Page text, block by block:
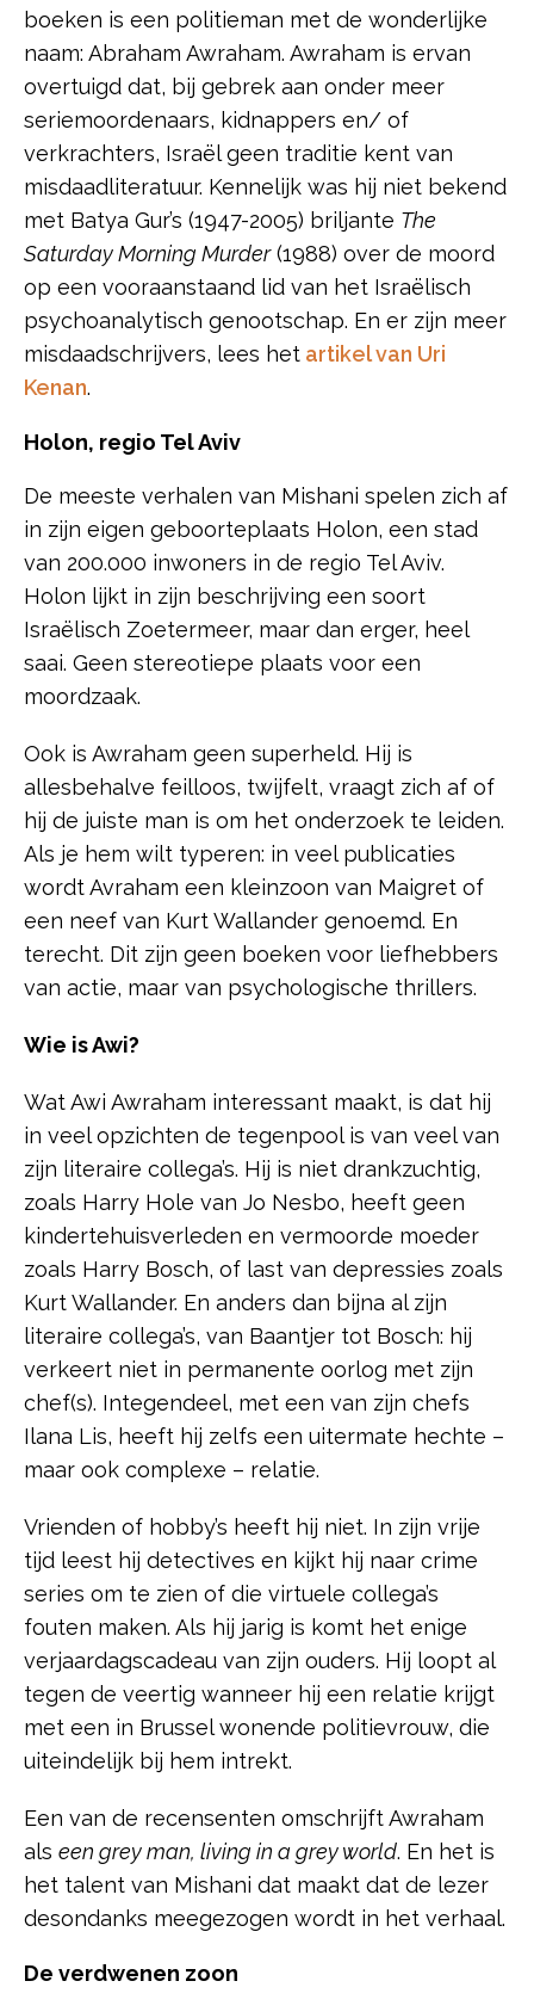
boeken is een politieman met de wonderlijke
naam: Abraham Awraham. Awraham is ervan
overtuigd dat, bij gebrek aan onder meer
seriemoordenaars, kidnappers en/ of
verkrachters, Israël geen traditie kent van
misdaadliteratuur. Kennelijk was hij niet bekend
met Batya Gur’s (1947-2005) briljante The
Saturday Morning Murder(1988) over de moord
op een vooraanstaand lid van het Israëlisch
psychoanalytisch genootschap. En er zijn meer
misdaadschrijvers, lees het artikel van Uri
Kenan.
Holon, regio Tel Aviv
De meeste verhalen van Mishani spelen zich af
in zijn eigen geboorteplaats Holon, een stad
van 200.000 inwoners in de regio Tel Aviv.
Holon lijkt in zijn beschrijving een soort
Israëlisch Zoetermeer, maar dan erger, heel
saai. Geen stereotiepe plaats voor een
moordzaak.
Ook is Awraham geen superheld. Hij is
allesbehalve feilloos, twijfelt, vraagt zich af of
hij de juiste man is om het onderzoek te leiden.
Als je hem wilt typeren: in veel publicaties
wordt Avraham een kleinzoon van Maigret of
een neef van Kurt Wallander genoemd. En
terecht. Dit zijn geen boeken voor liefhebbers
van actie, maar van psychologische thrillers.
Wie is Awi?
Wat Awi Awraham interessant maakt, is dat hij
in veel opzichten de tegenpool is van veel van
zijn literaire collega’s. Hij is niet drankzuchtig,
zoals Harry Hole van Jo Nesbo, heeft geen
kindertehuisverleden en vermoorde moeder
zoals Harry Bosch, of last van depressies zoals
Kurt Wallander. En anders dan bijna al zijn
literaire collega’s, van Baantjer tot Bosch: hij
verkeert niet in permanente oorlog met zijn
chef(s). Integendeel, met een van zijn chefs
Ilana Lis, heeft hij zelfs een uitermate hechte –
maar ook complexe – relatie.
Vrienden of hobby’s heeft hij niet. In zijn vrije
tijd leest hij detectives en kijkt hij naar crime
series om te zien of die virtuele collega’s
fouten maken. Als hij jarig is komt het enige
verjaardagscadeau van zijn ouders. Hij loopt al
tegen de veertig wanneer hij een relatie krijgt
met een in Brussel wonende politievrouw, die
uiteindelijk bij hem intrekt.
Een van de recensenten omschrijft Awraham
als een grey man, living in a grey world. En het is
het talent van Mishani dat maakt dat de lezer
desondanks meegezogen wordt in het verhaal.
De verdwenen zoon